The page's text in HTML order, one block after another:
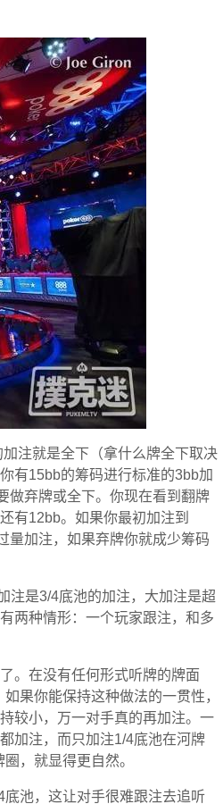
注就是全下（拿什么牌全下取决
有15bb的筹码进行标准的3bb加
做弃牌或全下。你现在看到翻牌
有12bb。如果你最初加注到
量加注，如果弃牌你就成少筹码
注是3/4底池的加注，大加注是超
两种情形：一个玩家跟注，和多
。在没有任何形式听牌的牌面
果你能保持这种做法的一贯性，
较小，万一对手真的再加注。一
加注，而只加注1/4底池在河牌
，就显得更自然。
池，这让对手很难跟注去追听